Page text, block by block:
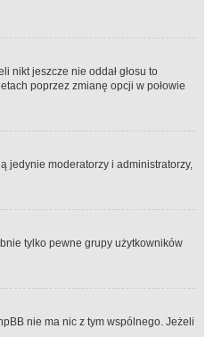
nikt jeszcze nie oddał głosu to
poprzez zmianę opcji w połowie
jedynie moderatorzy i administratorzy,
tylko pewne grupy użytkowników
nie ma nic z tym wspólnego. Jeżeli